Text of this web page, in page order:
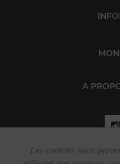
A
Les cookies nous